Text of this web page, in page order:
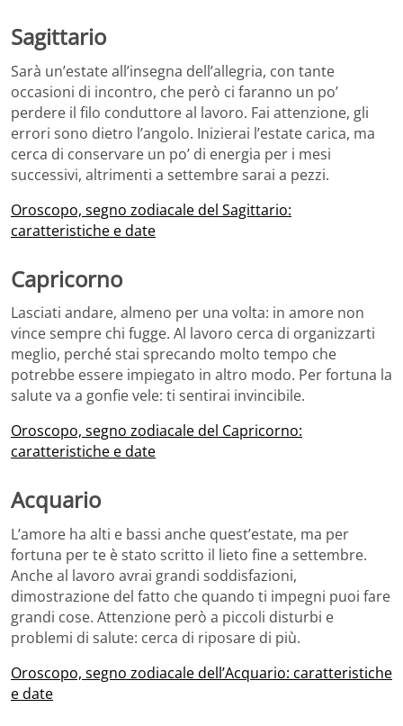
Sagittario
Sarà un’estate all’insegna dell’allegria, con tante
occasioni di incontro, che però ci faranno un po’
perdere il filo conduttore al lavoro. Fai attenzione, gli
errori sono dietro l’angolo. Inizierai l’estate carica, ma
cerca di conservare un po’ di energia per i mesi
successivi, altrimenti a settembre sarai a pezzi.
Oroscopo, segno zodiacale del Sagittario:
caratteristiche e date
Capricorno
Lasciati andare, almeno per una volta: in amore non
vince sempre chi fugge. Al lavoro cerca di organizzarti
meglio, perché stai sprecando molto tempo che
potrebbe essere impiegato in altro modo. Per fortuna la
salute va a gonfie vele: ti sentirai invincibile.
Oroscopo, segno zodiacale del Capricorno:
caratteristiche e date
Acquario
L’amore ha alti e bassi anche quest’estate, ma per
fortuna per te è stato scritto il lieto fine a settembre.
Anche al lavoro avrai grandi soddisfazioni,
dimostrazione del fatto che quando ti impegni puoi fare
grandi cose. Attenzione però a piccoli disturbi e
problemi di salute: cerca di riposare di più.
Oroscopo, segno zodiacale dell’Acquario: caratteristiche
e date